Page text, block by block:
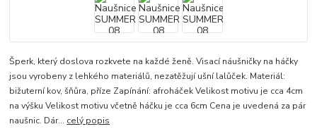
Šperk, který doslova rozkvete na každé ženě. Visací náušničky na háčky
jsou vyrobeny z lehkého materiálů, nezatěžují ušní lalůček. Materiál:
bižuterní kov, šňůra, příze Zapínání: afroháček Velikost motivu je cca 4cm
na výšku Velikost motivu včetně háčku je cca 6cm Cena je uvedená za pár
naušnic. Dár... celý popis